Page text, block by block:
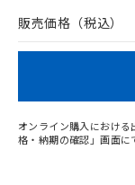
問い合わせくださ
販売価格（税込）
オンライン購入におけ
格・納期の確認」画面に